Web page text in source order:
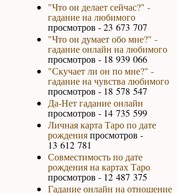
"Что он делает сейчас?" -
гадание на любимого
просмотров - 23 673 707
"Что он думает обо мне?" -
гадание онлайн на любимого
просмотров - 18 939 066
"Скучает ли он по мне?" -
гадание на чувства любимого
просмотров - 18 578 547
Да-Нет гадание онлайн
просмотров - 14 735 599
Личная карта Таро по дате
рожденияпросмотров -
13 612 781
Совместимость по дате
рождения на картах Таро
просмотров - 12 487 375
Гадание онлайн на отношение